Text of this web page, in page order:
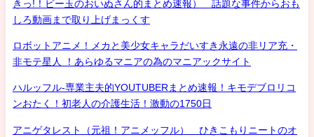
きっ!！ビー玉のおいぬさん的まとめ速報） 話題な事件からおも
しろ動画まで取り上げまっくす
ロボットアニメ！メカと美少女キャラだいすき永遠の非リア充・
非モテ星人 ！あらゆるマニアの為のマニアックサイト
ハルッフル-専業主夫的YOUTUBERまとめ速報！キモデブロリコ
ンおたく！初老人の介護生活！激動の1750日
アニゲタレスト（元祖！アニメッフル） ひきこもりニートのオ